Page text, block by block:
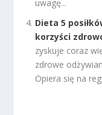
uwagę...
Dieta 5
korzyści
zyskuje coraz
zdrowe
Opiera się na